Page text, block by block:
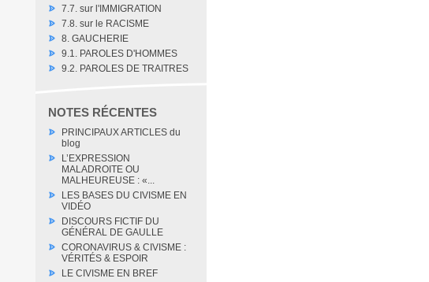
7.7. sur l'IMMIGRATION
7.8. sur le RACISME
8. GAUCHERIE
9.1. PAROLES D'HOMMES
9.2. PAROLES DE TRAITRES
NOTES RÉCENTES
PRINCIPAUX ARTICLES du
blog
L’EXPRESSION
MALADROITE OU
MALHEUREUSE : «...
LES BASES DU CIVISME EN
VIDÉO
DISCOURS FICTIF DU
GÉNÉRAL DE GAULLE
CORONAVIRUS & CIVISME :
VÉRITÉS & ESPOIR
LE CIVISME EN BREF